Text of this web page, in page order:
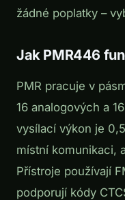
žádné poplatky –
Jak PMR446
PMR pracuje v
16 analogových a
vysílací výkon je
místní komunikaci,
Přístroje používají
podporují kódy